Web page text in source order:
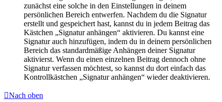
zunächst eine solche in den Einstellungen in deinem
persönlichen Bereich entwerfen. Nachdem du die Signatur
erstellt und gespeichert hast, kannst du in jedem Beitrag das
Kästchen „Signatur anhängen“ aktivieren. Du kannst eine
Signatur auch hinzufügen, indem du in deinem persönlichen
Bereich das standardmäßige Anhängen deiner Signatur
aktivierst. Wenn du einen einzelnen Beitrag dennoch ohne
Signatur verfassen möchtest, so kannst du dort einfach das
Kontrollkästchen „Signatur anhängen“ wieder deaktivieren.
Nach oben